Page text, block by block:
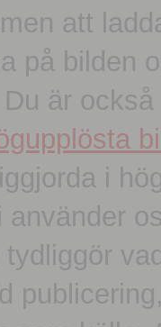
att
på bilden
är
i
använder